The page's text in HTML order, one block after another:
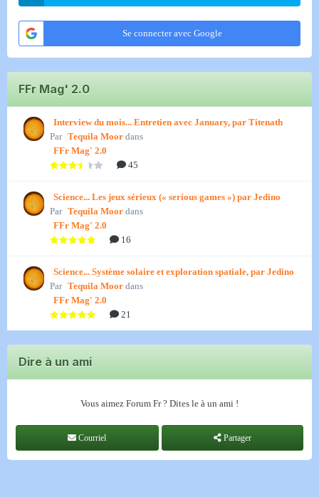
Se connecter avec Google
FFr Mag' 2.0
Interview du mois... Entretien avec January, par Titenath
Par Tequila Moor dans
FFr Mag' 2.0
45
Science... Les jeux sérieux (« serious games ») par Jedino
Par Tequila Moor dans
FFr Mag' 2.0
16
Science... Système solaire et exploration spatiale, par Jedino
Par Tequila Moor dans
FFr Mag' 2.0
21
Dire à un ami
Vous aimez Forum Fr ? Dites le à un ami !
Courriel Partager